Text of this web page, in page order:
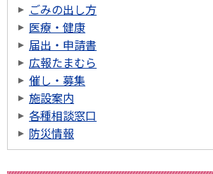
ごみの出し方
医療・健康
届出・申請書
広報たまむら
催し・募集
施設案内
各種相談窓口
防災情報